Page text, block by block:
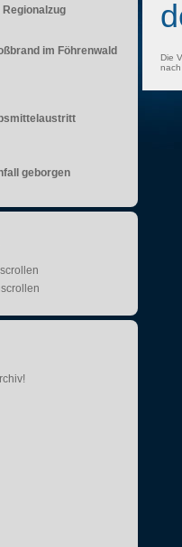
Die
im Föhrenwald
geborgen